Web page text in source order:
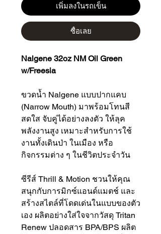
เพิ่มลงในรถเข็น
ซื้อเลย
Nalgene 32oz NM Oil Green
w/Freesia
ขวดน้ำ Nalgene แบบปากแคบ
(Narrow Mouth) มาพร้อมโทนสี
สดใส จับคู่ได้อย่างลงตัว ให้ลุค
พลังงานสูง เหมาะสำหรับการใช้
งานทั้งเดินป่า ในเมือง หรือ
กิจกรรมต่าง ๆ ในชีวิตประจำวัน
ซีรีส์ Thrill & Motion ชวนให้คุณ
สนุกกับการมิกซ์แอนด์แมตช์ และ
สร้างสไตล์ที่โดดเด่นในแบบของตัว
เอง ผลิตอย่างใส่ใจจากวัสดุ Tritan
Renew ปลอดสาร BPA/BPS ผลิต